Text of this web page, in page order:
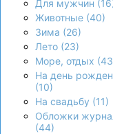
Для мужчин
Животные (40)
Зима (26)
Лето (23)
Море, отдых
На день
(10)
На свадьбу (11)
Обложки
(44)